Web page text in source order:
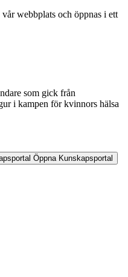
webbplats och öppnas i ett
som gick från
i kampen för kvinnors hälsa
Öppna Kunskapsportal